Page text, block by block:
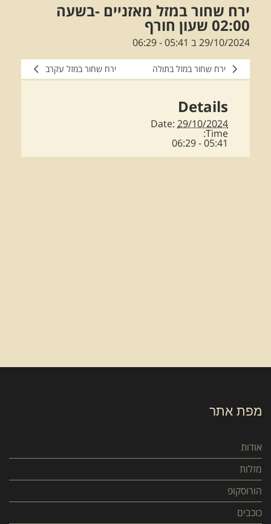
ירח שחור במזל מאזניים -בשעה
02:00 שעון חורף
29/10/2024 ב 05:41 -
06:29
ירח שחור במזל בתולה ירח שחור במזל עקרב
Details
Date: 29/10/2024
Time:
05:41 - 06:29
מפת אתר
אודות
מזלות
הורוסקופ
כוכבים